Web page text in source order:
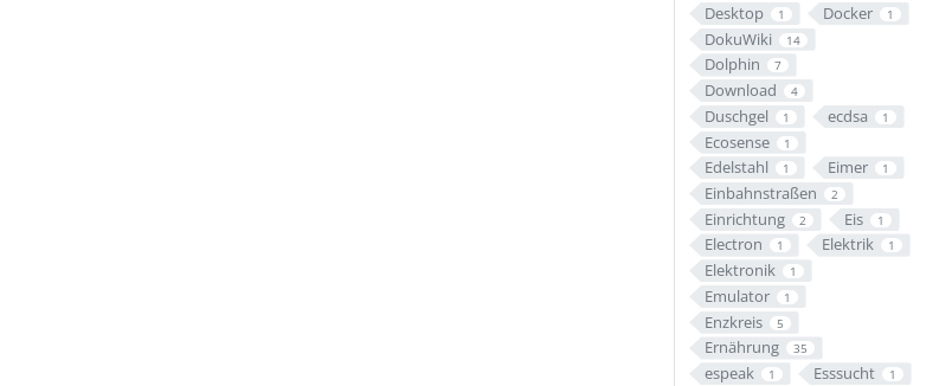
Desktop 1 Docker 1
DokuWiki 14
Dolphin 7
Download 4
Duschgel 1 ecdsa 1
Ecosense 1
Edelstahl 1 Eimer 1
Einbahnstraßen 2
Einrichtung 2 Eis 1
Electron 1 Elektrik 1
Elektronik 1
Emulator 1
Enzkreis 5
Ernährung 35
espeak 1 Esssucht 1